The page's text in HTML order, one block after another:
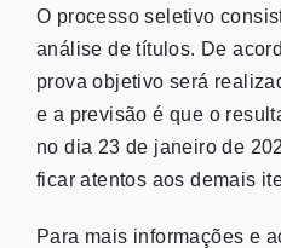
O processo seletivo
análise de títulos. De
prova objetivo será
e a previsão é que o
no dia 23 de janeiro de
ficar atentos aos demais
Para mais informações e